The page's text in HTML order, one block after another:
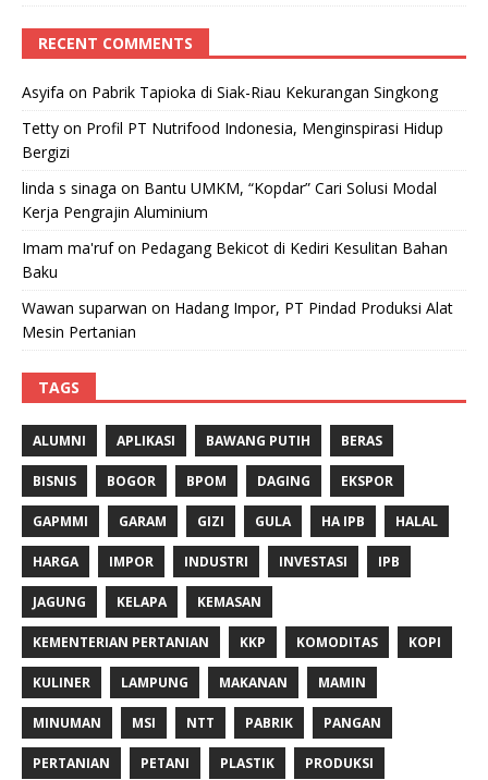
RECENT COMMENTS
Asyifa on Pabrik Tapioka di Siak-Riau Kekurangan Singkong
Tetty on Profil PT Nutrifood Indonesia, Menginspirasi Hidup
Bergizi
linda s sinaga on Bantu UMKM, “Kopdar” Cari Solusi Modal
Kerja Pengrajin Aluminium
Imam ma'rufon Pedagang Bekicot di Kediri Kesulitan Bahan
Baku
Wawan suparwan on Hadang Impor, PT Pindad Produksi Alat
Mesin Pertanian
TAGS
ALUMNI APLIKASI BAWANG PUTIH BERAS
BISNIS BOGOR BPOM DAGING EKSPOR
GAPMMI GARAM GIZI GULA HA IPB HALAL
HARGA IMPOR INDUSTRI INVESTASI IPB
JAGUNG KELAPA KEMASAN
KEMENTERIAN PERTANIAN KKP KOMODITAS KOPI
KULINER LAMPUNG MAKANAN MAMIN
MINUMAN MSI NTT PABRIK PANGAN
PERTANIAN PETANI PLASTIK PRODUKSI